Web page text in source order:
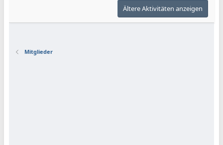
Ältere Aktivitäten anzeigen
Mitglieder